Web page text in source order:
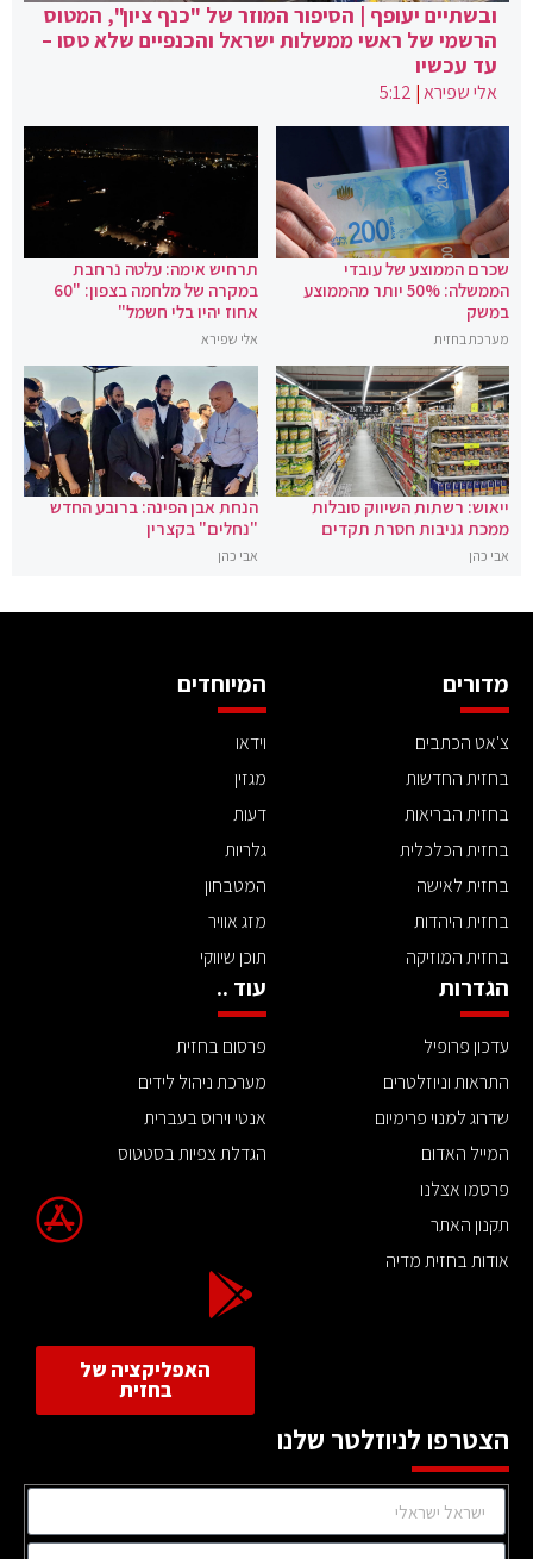
ובשתיים יעופף | הסיפור המוזר של "כנף ציון", המטוס
הרשמי של ראשי ממשלות ישראל והכנפיים שלא טסו –
עד עכשיו
אלי שפירא|
5:12
שכרם הממוצע של עובדי
הממשלה: 50% יותר מהממוצע
במשק
מערכת בחזית
תרחיש אימה: עלטה נרחבת
במקרה של מלחמה בצפון: "60
אחוז יהיו בלי חשמל"
אלי שפירא
ייאוש: רשתות השיווק סובלות
ממכת גניבות חסרת תקדים
אבי כהן
הנחת אבן הפינה: ברובע החדש
"נחלים" בקצרין
אבי כהן
מדורים
צ'אט הכתבים
בחזית החדשות
בחזית הבריאות
בחזית הכלכלית
בחזית לאישה
בחזית היהדות
בחזית המוזיקה
המיוחדים
וידאו
מגזין
דעות
גלריות
המטבחון
מזג אוויר
תוכן שיווקי
הגדרות
עדכון פרופיל
התראות וניוזלטרים
שדרוג למנוי פרימיום
המייל האדום
פרסמו אצלנו
תקנון האתר
אודות בחזית מדיה
עוד ..
פרסום בחזית
מערכת ניהול לידים
אנטי וירוס בעברית
הגדלת צפיות בסטטוס
האפליקציה של
בחזית
הצטרפו לניוזלטר שלנו